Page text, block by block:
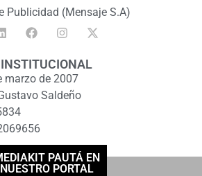
Publicidad (Mensaje S.A)
INSTITUCIONAL
marzo de 2007
Saldeño
PAUTÁ EN
NUESTRO PORTAL